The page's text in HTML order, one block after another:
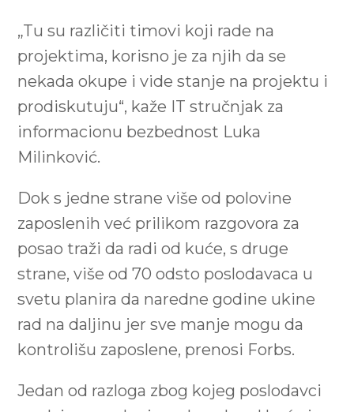
„Tu su različiti timovi koji rade na
projektima, korisno je za njih da se
nekada okupe i vide stanje na projektu i
prodiskutuju“, kaže IT stručnjak za
informacionu bezbednost Luka
Milinković.
Dok s jedne strane više od polovine
zaposlenih već prilikom razgovora za
posao traži da radi od kuće, s druge
strane, više od 70 odsto poslodavaca u
svetu planira da naredne godine ukine
rad na daljinu jer sve manje mogu da
kontrolišu zaposlene, prenosi Forbs.
Jedan od razloga zbog kojeg poslodavci